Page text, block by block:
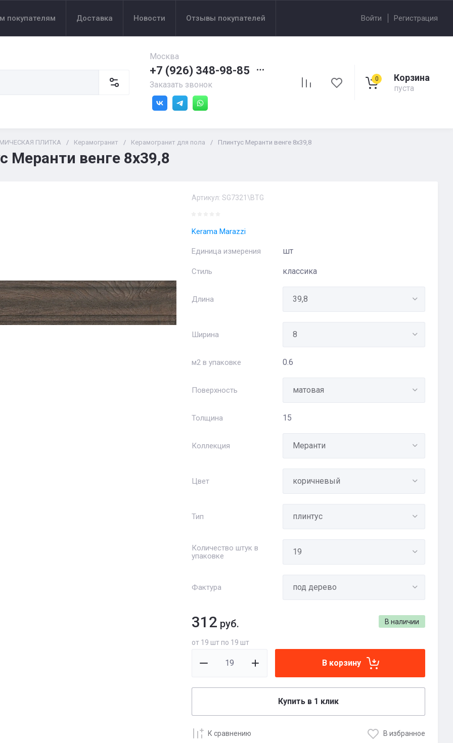
покупателям Доставка Новости Отзывы покупателей Войти Регистрация
Москва
+7 (926) 348-98-85
Заказать звонок
0 Корзина
пуста
ПЛИТКА / Керамогранит / Керамогранит для пола / Плинтус Меранти венге 8х39,8
Меранти венге 8х39,8
Артикул: SG7321\BTG
Kerama Marazzi
Единица измерения шт
Стиль классика
Длина
Ширина
м2 в упаковке 0.6
Поверхность
Толщина 15
Коллекция
Цвет
Тип
Количество штук в
упаковке
Фактура
В наличии
312 руб.
от 19 шт по 19 шт
В корзину
Купить в 1 клик
К сравнению В избранное